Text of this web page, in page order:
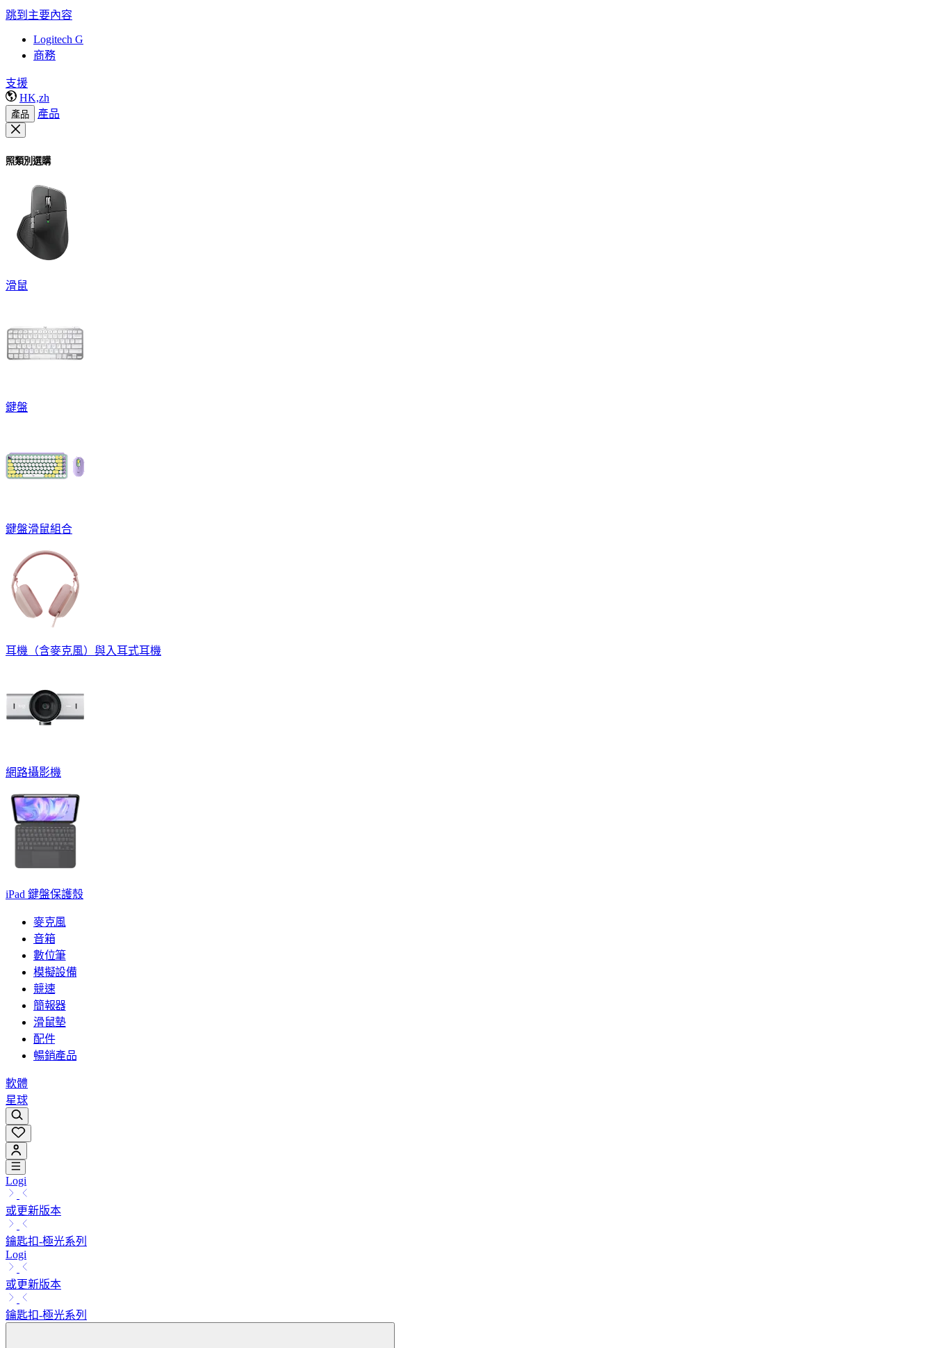
跳到主要內容
Logitech G
商務
支援
HK,zh
產品 產品
照類別選購
滑鼠
鍵盤
鍵盤滑鼠組合
耳機（含麥克風）與入耳式耳機
網路攝影機
iPad 鍵盤保護殼
麥克風
音箱
數位筆
模擬設備
競速
簡報器
滑鼠墊
配件
暢銷產品
軟體
星球
Logi
或更新版本
鑰匙扣-極光系列
Logi
或更新版本
鑰匙扣-極光系列